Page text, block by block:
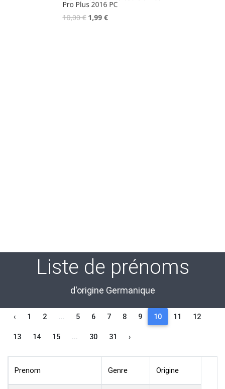
Liste de prénoms
d'origine Germanique
‹ 1 2 ... 5 6 7 8 9 10 11 12
13 14 15 ... 30 31 ›
Prenom Genre Origine